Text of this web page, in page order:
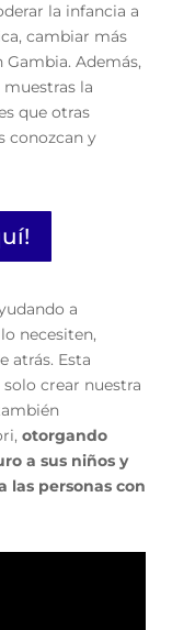
la infancia a
cambiar más
Además,
muestras la
que otras
conozcan y
a
necesiten,
atrás. Esta
crear nuestra
otorgando
a sus niños y
las personas con